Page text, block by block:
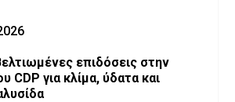
επιδόσεις στην
CDP για κλίμα, ύδατα και